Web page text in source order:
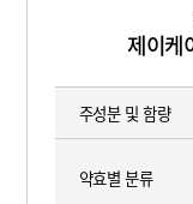
제이케
주성분 및 함량
약효별 분류